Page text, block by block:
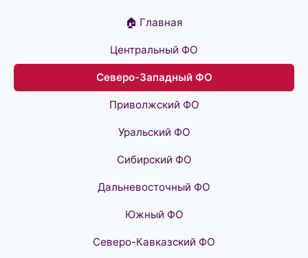
🏠 Главная
Центральный ФО
Северо-Западный ФО
Приволжский ФО
Уральский ФО
Сибирский ФО
Дальневосточный ФО
Южный ФО
Северо-Кавказский ФО